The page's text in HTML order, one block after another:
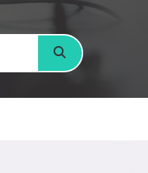
搜尋